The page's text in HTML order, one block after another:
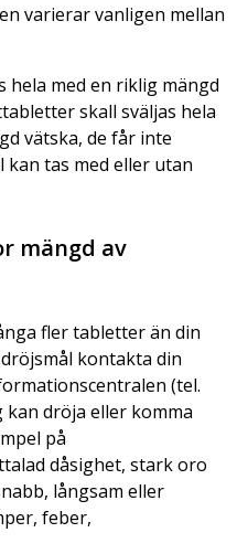
varierar vanligen mellan
hela med en riklig mängd
skall sväljas hela
vätska, de får inte
tas med eller utan
mängd av
fler tabletter än din
kontakta din
(tel.
kan dröja eller komma
på
dåsighet, stark oro
långsam eller
feber,